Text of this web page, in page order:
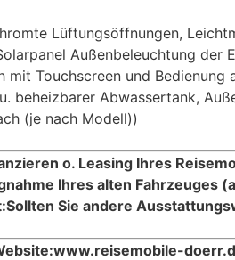
Lüftungsöffnungen,
Außenbeleuchtung der
Touchscreen und Bedienung
beheizbarer Abwassertank,
(je nach Modell))
o. Leasing Ihres
Ihres alten Fahrzeuges
Sie andere